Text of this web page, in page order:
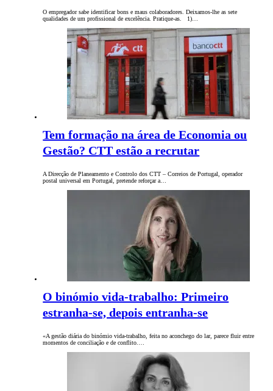
O empregador sabe identificar bons e maus colaboradores. Deixamos-lhe as sete
qualidades de um profissional de excelência. Pratique-as. 1)…
Tem formação na área de Economia ou
Gestão? CTT estão a recrutar
A Direcção de Planeamento e Controlo dos CTT – Correios de Portugal, operador
postal universal em Portugal, pretende reforçar a…
O binómio vida-trabalho: Primeiro
estranha-se, depois entranha-se
«A gestão diária do binómio vida-trabalho, feita no aconchego do lar, parece fluir entre
momentos de conciliação e de conflito.…